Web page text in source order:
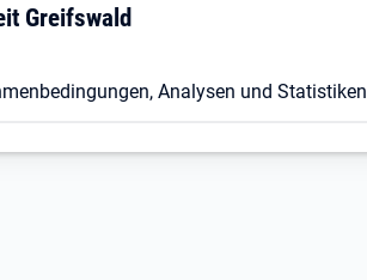
Greifswald
Analysen und Statistiken